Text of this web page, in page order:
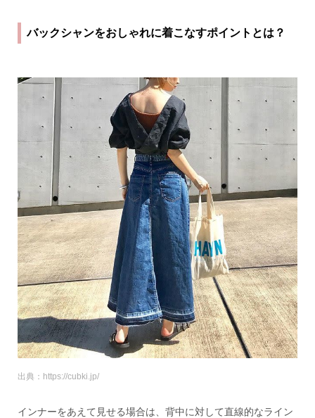
バックシャンをおしゃれに着こなすポイントとは？
出典：https://cubki.jp/
インナーをあえて見せる場合は、背中に対して直線的なライン